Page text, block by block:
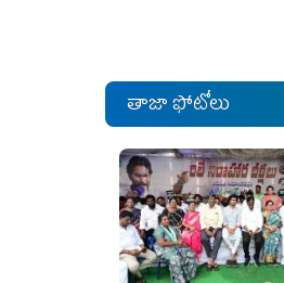
తాజా ఫోటోలు